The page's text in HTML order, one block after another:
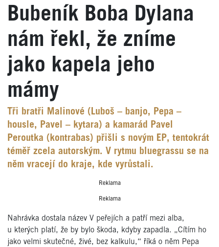
Bubeník Boba Dylana
nám řekl, že zníme
jako kapela jeho
mámy
Tři bratři Malinové (Luboš – banjo, Pepa –
housle, Pavel – kytara) a kamarád Pavel
Peroutka (kontrabas) přišli s novým EP, tentokrát
téměř zcela autorským. V rytmu bluegrassu se na
něm vracejí do kraje, kde vyrůstali.
Reklama
Reklama
Nahrávka dostala název V peřejích a patří mezi alba,
u kterých platí, že by bylo škoda, kdyby zapadla. „Cítím ho
jako velmi skutečné, živé, bez kalkulu,“ říká o něm Pepa